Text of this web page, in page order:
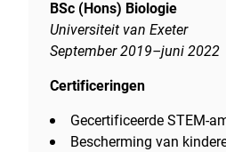
BSc (Hons) Biologie
Universiteit van Exeter
September 2019–juni 2022
Certificeringen
Gecertificeerde STEM-
Bescherming van